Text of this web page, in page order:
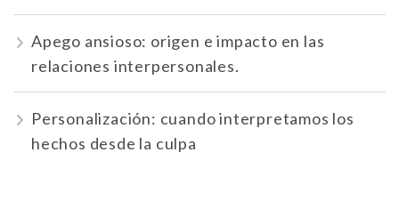
Apego ansioso: origen e impacto en las
relaciones interpersonales.
Personalización: cuando interpretamos los
hechos desde la culpa